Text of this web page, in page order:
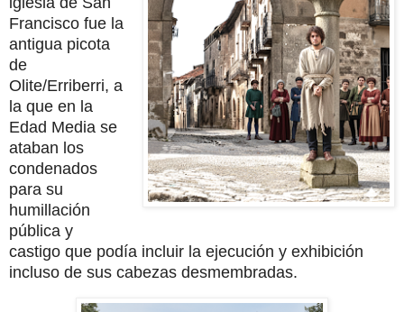
Francisco fue la
antigua picota
de
Olite/Erriberri, a
la que en la
Edad Media se
ataban los
condenados
para su
humillación
pública y
castigo que podía incluir la ejecución y exhibición
incluso de sus cabezas desmembradas.